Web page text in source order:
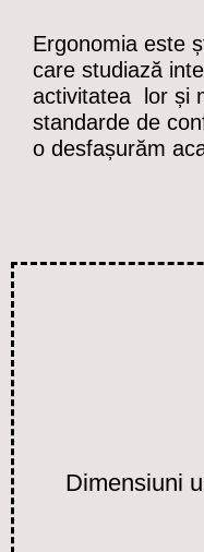
Ergonomia este
care studiază
activitatea lor și
standarde de
o desfașurăm
Dimensiuni